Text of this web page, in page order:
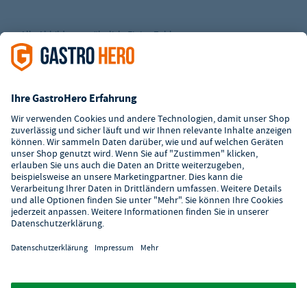
Alle Abbildungen ähnlich. Einige Zahlungsarten
könnenZusatzkostenverursachen.
² Unverbindl. Preisempfehlung des Herstellers
i.H.v. 7,90€ (zzgl. Mwst.)
**Die Tiefpreisgarantie ist nicht mit anderen Aktionen oder
Rabatten kombinierbar.
© 2026 GastroHero - Gastronomiebedarf -